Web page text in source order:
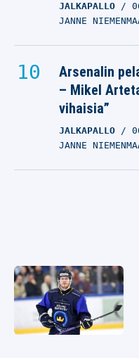
JALKAPALLO
JANNE
Arsenalin
– Mikel
vihaisia”
JALKAPALLO
JANNE